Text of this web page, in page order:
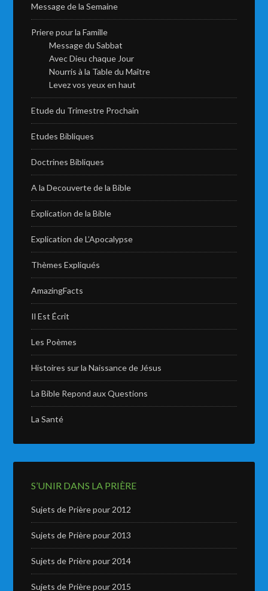
Message de la Semaine
Priere pour la Famille
Message du Sabbat
Avec Dieu chaque Jour
Nourris à la Table du Maître
Levez vos yeux en haut
Etude du Trimestre Prochain
Etudes Bibliques
Doctrines Bibliques
A la Decouverte de la Bible
Explication de la Bible
Explication de L’Apocalypse
Thèmes Expliqués
AmazingFacts
Il Est Écrit
Les Poèmes
Histoires sur la Naissance de Jésus
La Bible Repond aux Questions
La Santé
S’UNIR DANS LA PRIÈRE
Sujets de Prière pour 2012
Sujets de Prière pour 2013
Sujets de Prière pour 2014
Sujets de Prière pour 2015